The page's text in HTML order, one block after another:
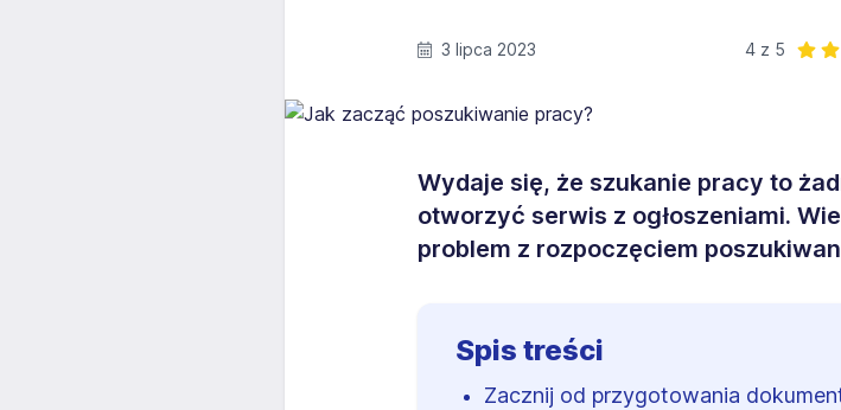
3 lipca 2023
4 z 5
Wydaje się, że szukanie pracy to
otworzyć serwis z ogłoszeniami.
problem z rozpoczęciem
Spis treści
Zacznij od przygotowania